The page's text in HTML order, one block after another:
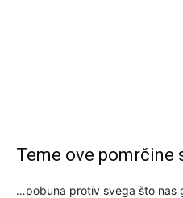
Teme ove pomrčine
…pobuna protiv svega što nas